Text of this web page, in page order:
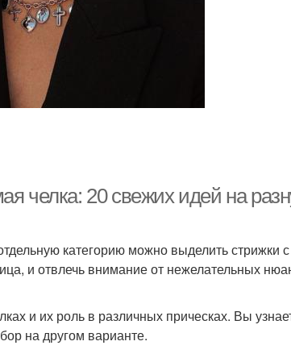
челка: 20 свежих идей на
категорию можно выделить стрижки
и отвлечь внимание от нежелательных
и их роль в различных прическах. Вы
на другом варианте.